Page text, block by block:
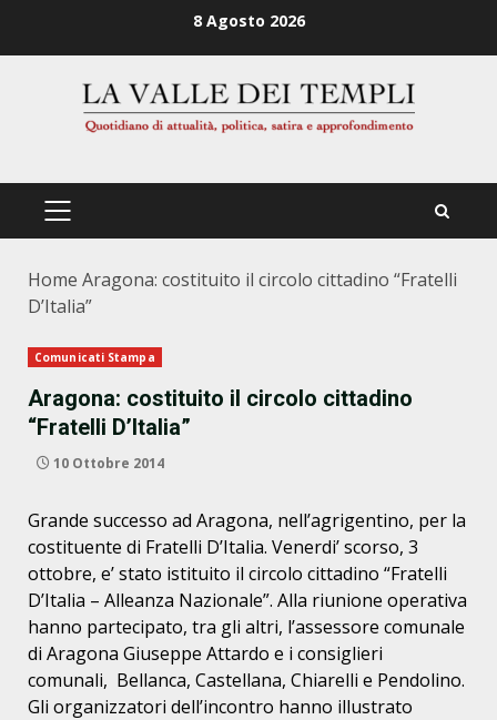
8 Agosto 2026
PRIMÄRES
Home Aragona: costituito il circolo cittadino “Fratelli
D’Italia”
Comunicati Stampa
Aragona: costituito il circolo cittadino
“Fratelli D’Italia”
10 Ottobre 2014
Grande successo ad Aragona, nell’agrigentino, per la
costituente di Fratelli D’Italia. Venerdi’ scorso, 3
ottobre, e’ stato istituito il circolo cittadino “Fratelli
D’Italia – Alleanza Nazionale”. Alla riunione operativa
hanno partecipato, tra gli altri, l’assessore comunale
di Aragona Giuseppe Attardo e i consiglieri
comunali, Bellanca, Castellana, Chiarelli e Pendolino.
Gli organizzatori dell’incontro hanno illustrato